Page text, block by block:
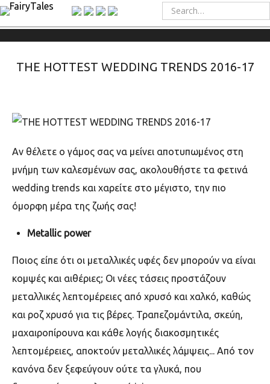
THE HOTTEST WEDDING TRENDS 2016-17
Αν θέλετε ο γάμος σας να μείνει αποτυπωμένος στη
μνήμη των καλεσμένων σας, ακολουθήστε τα φετινά
wedding trends και χαρείτε στο μέγιστο, την πιο
όμορφη μέρα της ζωής σας!
Metallic power
Ποιος είπε ότι οι μεταλλικές υφές δεν μπορούν να είναι
κομψές και αιθέριες; Οι νέες τάσεις προστάζουν
μεταλλικές λεπτομέρειες από χρυσό και χαλκό, καθώς
και ροζ χρυσό για τις βέρες. Τραπεζομάντιλα, σκεύη,
μαχαιροπίρουνα και κάθε λογής διακοσμητικές
λεπτομέρειες, αποκτούν μεταλλικές λάμψεις... Από τον
κανόνα δεν ξεφεύγουν ούτε τα γλυκά, που